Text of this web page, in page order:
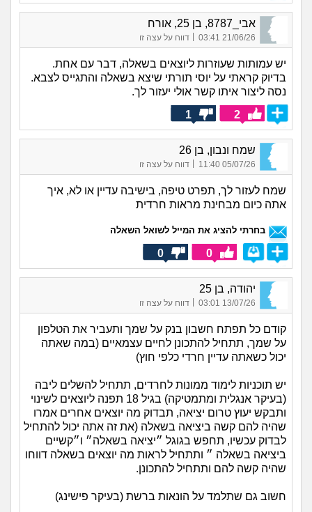
אבי_8787, בן 25, אורח
21/06/26 03:41 דווח על עצה זו
יש עמותות שעוזרות ליוצאים בשאלה, דבר עם אחת.
בדיוק קראתי על יוסי תורתי שיצא בשאלה והתגייס לצבא.
נסה ליצור איתו קשר אולי יעזור לך.
2
1
שמח ונבון, בן 26
05/07/26 11:40 דווח על עצה זו
שמח לעזור לך, תפרט טיפה, בישיבה עדיין או לא, איך
אתה כיום מבחינת מראות חרדית
בחרתי להציג את המייל לשואל השאלה
0
0
יהודה, בן 25
13/07/26 03:01 דווח על עצה זו
קודם כל תפתח חשבון בנק על שמך ותעביר את הטלפון
על שמך, תתחיל להתכונן לחיים עצמאיים (במה שאתה
יכול כשאתה עדיין חרדי כלפי חוץ)
יש תוכניות לימוד ממונות לחרדים, תתחיל להשלים ליבה
(בעיקר אנגלית ומתמטיקה) בגיל 18 תפנה ליוצאים לשינוי
ותבקש יעוץ טרום יציאה, תבדוק מה יוצאים אחרים אמרו
שהיה להם קשה ביציאה בשאלה (את זה אתה יכול להתחיל
לבדוק עכשיו, תחפש בגוגל ״יציאה בשאלה״ ו״קשיים
ביציאה בשאלה ״ ותתחיל לראות מה יוצאים בשאלה דווחו
שהיה קשה להם ותתחיל להתכונן.
חשוב גם שתלמד על הונאות ברשת (בעיקר פישינג)